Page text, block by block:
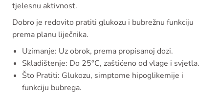
tjelesnu aktivnost.
Dobro je redovito pratiti glukozu i bubrežnu funkciju
prema planu liječnika.
Uzimanje: Uz obrok, prema propisanoj dozi.
Skladištenje: Do 25°C, zaštićeno od vlage i svjetla.
Što Pratiti: Glukozu, simptome hipoglikemije i
funkciju bubrega.